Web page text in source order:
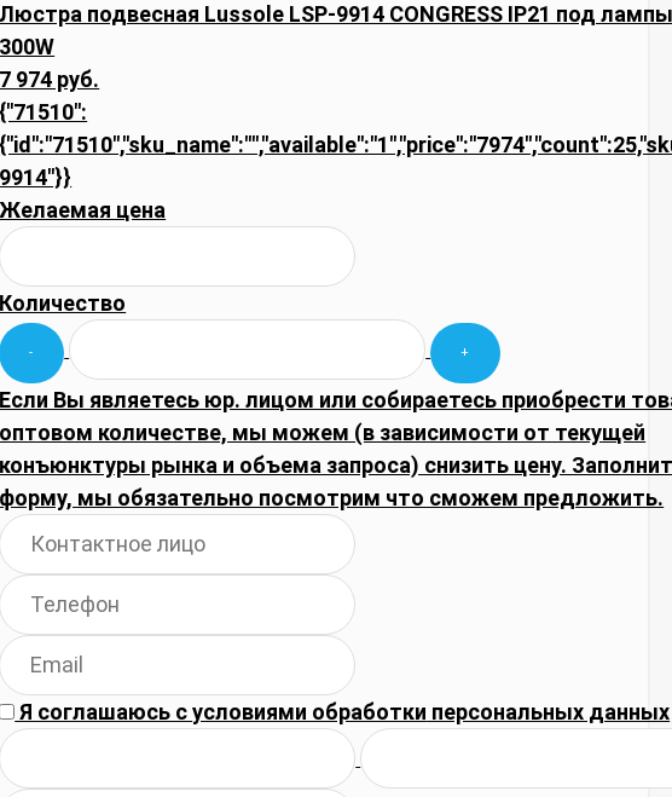
Люстра подвесная Lussole LSP-9914 CONGRESS IP21 под
300W
7 974 руб.
{"71510":
9914"}}
Желаемая цена
Количество
Если Вы являетесь юр. лицом или собираетесь приобрести
оптовом количестве, мы можем (в зависимости от текущей
конъюнктуры рынка и объема запроса) снизить цену.
форму, мы обязательно посмотрим что сможем предложить.
Я соглашаюсь сусловиями обработки персональных данных